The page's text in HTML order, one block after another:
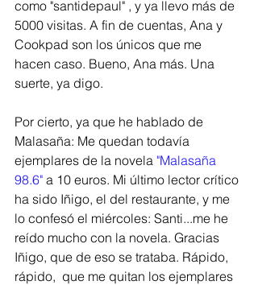
como "santidepaul" , y ya llevo más de
5000 visitas. A fin de cuentas, Ana y
Cookpad son los únicos que me
hacen caso. Bueno, Ana más. Una
suerte, ya digo.
Por cierto, ya que he hablado de
Malasaña: Me quedan todavía
ejemplares de la novela "Malasaña
98.6" a 10 euros. Mi último lector crítico
ha sido Iñigo, el del restaurante, y me
lo confesó el miércoles: Santi...me he
reído mucho con la novela. Gracias
Iñigo, que de eso se trataba. Rápido,
rápido,  que me quitan los ejemplares